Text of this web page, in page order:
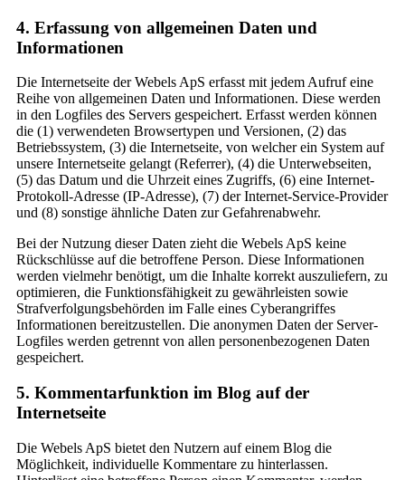
4. Erfassung von allgemeinen Daten und
Informationen
Die Internetseite der Webels ApS erfasst mit jedem Aufruf eine
Reihe von allgemeinen Daten und Informationen. Diese werden
in den Logfiles des Servers gespeichert. Erfasst werden können
die (1) verwendeten Browsertypen und Versionen, (2) das
Betriebssystem, (3) die Internetseite, von welcher ein System auf
unsere Internetseite gelangt (Referrer), (4) die Unterwebseiten,
(5) das Datum und die Uhrzeit eines Zugriffs, (6) eine Internet-
Protokoll-Adresse (IP-Adresse), (7) der Internet-Service-Provider
und (8) sonstige ähnliche Daten zur Gefahrenabwehr.
Bei der Nutzung dieser Daten zieht die Webels ApS keine
Rückschlüsse auf die betroffene Person. Diese Informationen
werden vielmehr benötigt, um die Inhalte korrekt auszuliefern, zu
optimieren, die Funktionsfähigkeit zu gewährleisten sowie
Strafverfolgungsbehörden im Falle eines Cyberangriffes
Informationen bereitzustellen. Die anonymen Daten der Server-
Logfiles werden getrennt von allen personenbezogenen Daten
gespeichert.
5. Kommentarfunktion im Blog auf der
Internetseite
Die Webels ApS bietet den Nutzern auf einem Blog die
Möglichkeit, individuelle Kommentare zu hinterlassen.